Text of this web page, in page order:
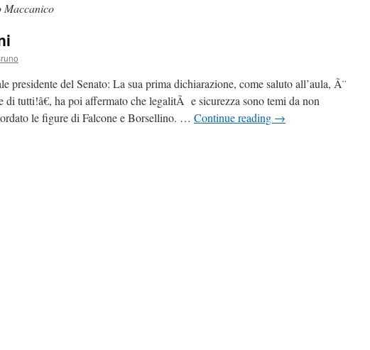
Maccanico
presidente del Senato: La sua prima dichiarazione, come saluto all’aula, Ã¨
di tutti!â€, ha poi affermato che legalitÃ e sicurezza sono temi da non
le figure di Falcone e Borsellino. … Continue reading →